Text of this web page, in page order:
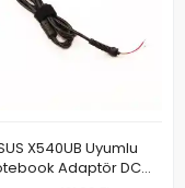
X540UB Uyumlu
Adaptör DC